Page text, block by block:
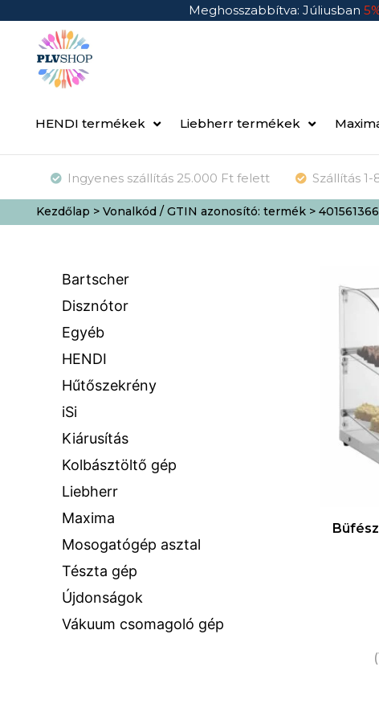
Meghosszabbítva: Júliusban
HENDI termékek Liebherr termékek
Ingyenes szállítás 25.000 Ft felett Szállítás
Kezdőlap > Vonalkód / GTIN azonosító: termék >
Bartscher
Disznótor
Egyéb
HENDI
Hűtőszekrény
iSi
Kiárusítás
Kolbásztöltő gép
Liebherr
Maxima
Mosogatógép asztal
Tészta gép
Újdonságok
Vákuum csomagoló gép
(